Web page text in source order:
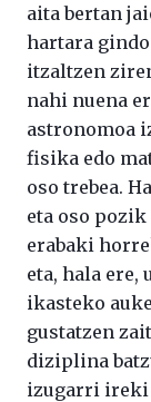
aita bertan
hartara
itzaltzen
nahi nuena
astronomoa
fisika edo
oso trebea.
eta oso
erabaki
eta, hala ere,
ikasteko
gustatzen
diziplina
izugarri ireki